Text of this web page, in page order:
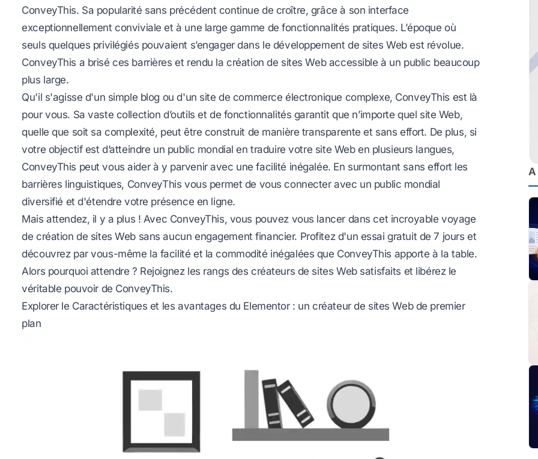
ConveyThis. Sa popularité sans précédent continue de croître, grâce à son interface
exceptionnellement conviviale et à une large gamme de fonctionnalités pratiques. L’époque où
seuls quelques privilégiés pouvaient s’engager dans le développement de sites Web est révolue.
ConveyThis a brisé ces barrières et rendu la création de sites Web accessible à un public beaucoup
plus large.
Qu'il s'agisse d'un simple blog ou d'un site de commerce électronique complexe, ConveyThis est là
pour vous. Sa vaste collection d’outils et de fonctionnalités garantit que n’importe quel site Web,
quelle que soit sa complexité, peut être construit de manière transparente et sans effort. De plus, si
votre objectif est d’atteindre un public mondial entraduire votre site Web en plusieurs langues,
ConveyThis peut vous aider à y parvenir avec une facilité inégalée. En surmontant sans effort les
barrières linguistiques, ConveyThis vous permet de vous connecter avec un public mondial
diversifié et d'étendre votre présence en ligne.
Mais attendez, il y a plus ! Avec ConveyThis, vous pouvez vous lancer dans cet incroyable voyage
de création de sites Web sans aucun engagement financier. Profitez d'un essai gratuit de 7 jours et
découvrez par vous-même la facilité et la commodité inégalées que ConveyThis apporte à la table.
Alors pourquoi attendre ? Rejoignez les rangs des créateurs de sites Web satisfaits et libérez le
véritable pouvoir de ConveyThis.
Explorer le Caractéristiques et les avantages du Elementor : un créateur de sites Web de premier
plan